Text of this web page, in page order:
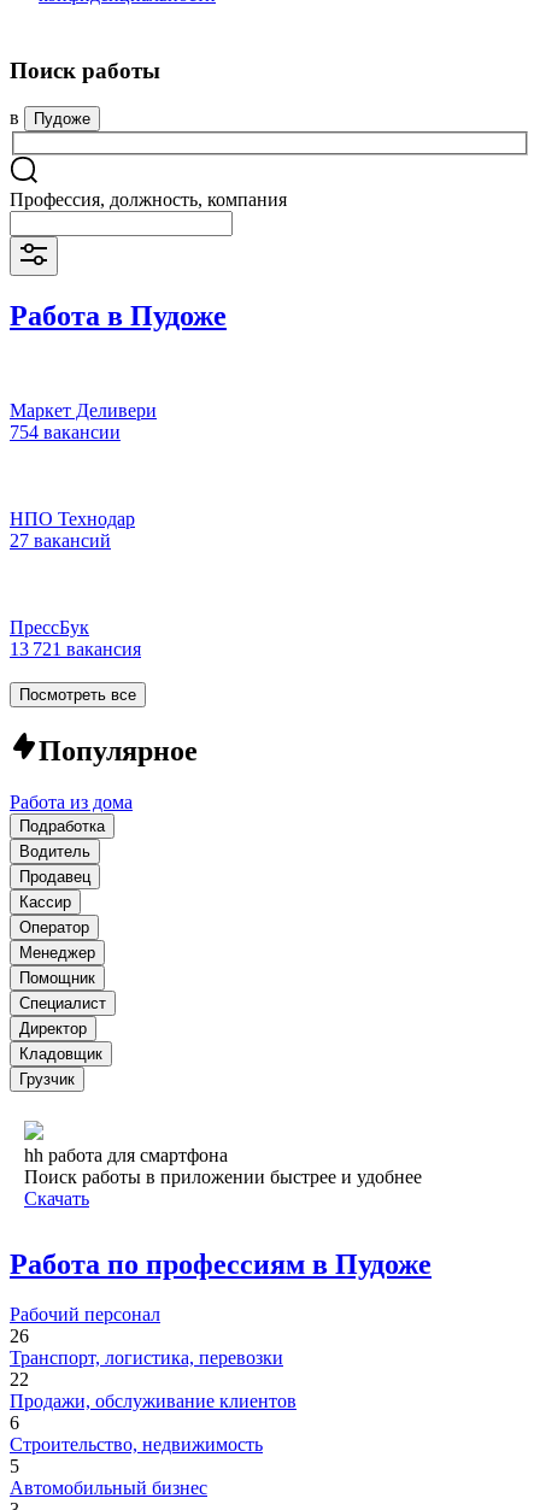
Поиск работы
в Пудоже
Профессия, должность, компания
Работа в Пудоже
Маркет Деливери
754 вакансии
НПО Технодар
27 вакансий
ПрессБук
13 721 вакансия
Посмотреть все
Популярное
Работа из дома
Подработка
Водитель
Продавец
Кассир
Оператор
Менеджер
Помощник
Специалист
Директор
Кладовщик
Грузчик
hh работа для смартфона
Поиск работы в приложении быстрее и удобнее
Скачать
Работа по профессиям в Пудоже
Рабочий персонал
26
Транспорт, логистика, перевозки
22
Продажи, обслуживание клиентов
6
Строительство, недвижимость
5
Автомобильный бизнес